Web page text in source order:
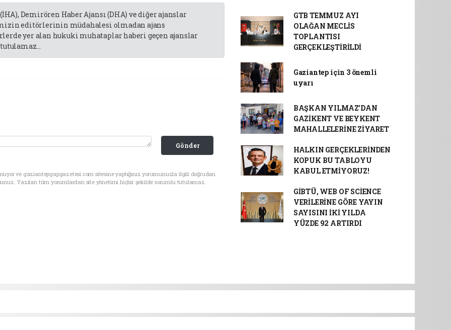
Demirören Haber Ajansı (DHA) ve diğer ajanslar
editörlerinin müdahalesi olmadan ajans
yer alan hukuki muhataplar haberi geçen ajanslar
Gönder
ve gaziantepgapgazetesi.com sitesine yaptığınız yorumunuzla ilgili doğrudan
Yazılan tüm yorumlardan site yönetimi hiçbir şekilde sorumlu tutulamaz.
GTB TEMMUZ AYI
OLAĞAN MECLİS
TOPLANTISI
GERÇEKLEŞTİRİLDİ
Gaziantep için 3 önemli
uyarı
BAŞKAN YILMAZ’DAN
GAZİKENT VE BEYKENT
MAHALLELERİNE ZİYARET
HALKIN GERÇEKLERİNDEN
KOPUK BU TABLOYU
KABUL ETMİYORUZ!
GİBTÜ, WEB OF SCİENCE
VERİLERİNE GÖRE YAYIN
SAYISINI İKİ YILDA
YÜZDE 92 ARTIRDI